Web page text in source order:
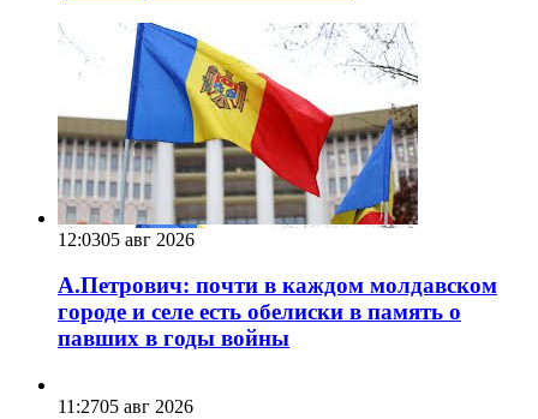
12:0305 авг 2026
А.Петрович: почти в каждом молдавском
городе и селе есть обелиски в память о
павших в годы войны
11:2705 авг 2026